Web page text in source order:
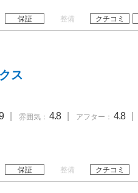
保証 整備 クチコミ
ス
雰囲気： 4.8 アフター： 4.8
保証 整備 クチコミ